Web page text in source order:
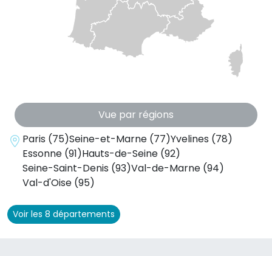
Vue par régions
Paris (75)Seine-et-Marne (77)Yvelines (78)
Essonne (91)Hauts-de-Seine (92)
Seine-Saint-Denis (93)Val-de-Marne (94)
Val-d'Oise (95)
Voir les 8 départements